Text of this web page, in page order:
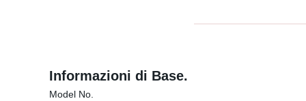
Informazioni di Base.
Model No.